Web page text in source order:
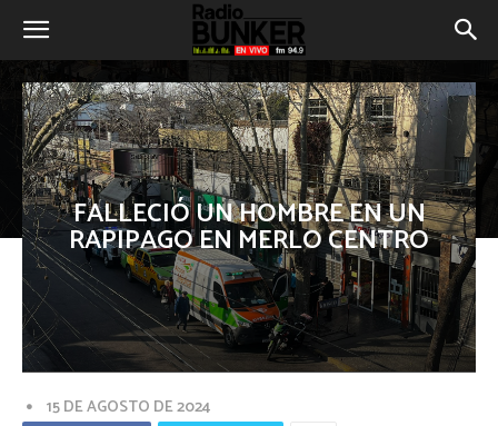
FALLECIÓ UN HOMBRE EN UN
RAPIPAGO EN MERLO CENTRO
15 DE AGOSTO DE 2024